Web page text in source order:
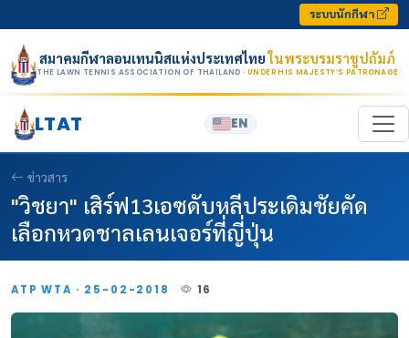
ระบบนักกีฬา
สมาคมกีฬาลอนเทนนิสแห่งประเทศไทยในพระบรมราชูปถัมภ์
THE LAWN TENNIS ASSOCIATION OF THAILAND · UNDER HIS MAJESTY’S PATRONAGE
LTAT EN
ข่าวสาร
"วิชยา" เสิร์ฟ13เอซดับหลีประเดิมชัยคัด
เลือกหวดชาลเลนเจอร์ที่ญี่ปุ่น
ATP WTA · 25-02-2018 16